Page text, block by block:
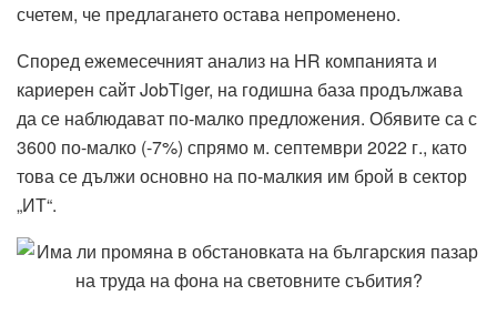
счетем, че предлагането остава непроменено.
Според ежемесечният анализ на HR компанията и
кариерен сайт JobTiger, на годишна база продължава
да се наблюдават по-малко предложения. Обявите са с
3600 по-малко (-7%) спрямо м. септември 2022 г., като
това се дължи основно на по-малкия им брой в сектор
„ИТ“.